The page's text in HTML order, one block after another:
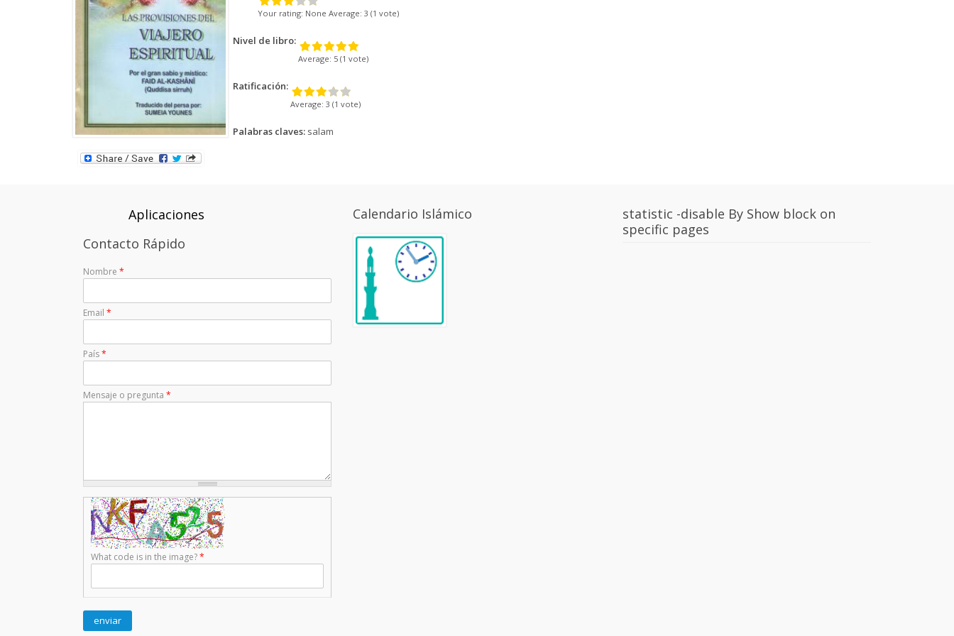
Gnosis
Política-
Sociología
Folletos
para
imprimir
(pdf)
animación
islámicas
El Shiismo y
las demás
escuelas
islámicas
Your rating: None Average: 3 (1 vote)
Nivel de libro:
Average: 5 (1 vote)
Ratificación:
Average: 3 (1 vote)
Palabras claves: salam
Aplicaciones
Contacto Rápido
Nombre *
Email *
País*
Mensaje o pregunta *
What code is in the image?*
Calendario Islámico
statistic -disable By Show block on
specific pages